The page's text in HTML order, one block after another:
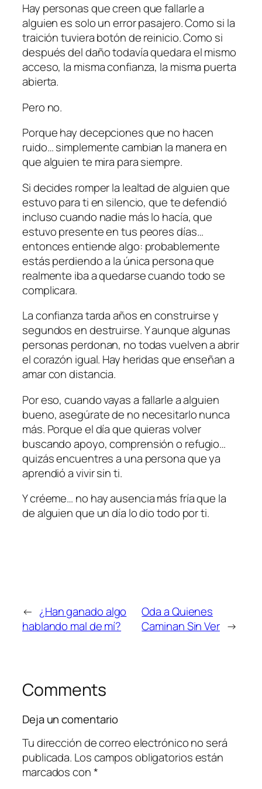
Hay personas que creen que fallarle a
alguien es solo un error pasajero. Como si la
traición tuviera botón de reinicio. Como si
después del daño todavía quedara el mismo
acceso, la misma confianza, la misma puerta
abierta.
Pero no.
Porque hay decepciones que no hacen
ruido… simplemente cambian la manera en
que alguien te mira para siempre.
Si decides romper la lealtad de alguien que
estuvo para ti en silencio, que te defendió
incluso cuando nadie más lo hacía, que
estuvo presente en tus peores días…
entonces entiende algo: probablemente
estás perdiendo a la única persona que
realmente iba a quedarse cuando todo se
complicara.
La confianza tarda años en construirse y
segundos en destruirse. Y aunque algunas
personas perdonan, no todas vuelven a abrir
el corazón igual. Hay heridas que enseñan a
amar con distancia.
Por eso, cuando vayas a fallarle a alguien
bueno, asegúrate de no necesitarlo nunca
más. Porque el día que quieras volver
buscando apoyo, comprensión o refugio…
quizás encuentres a una persona que ya
aprendió a vivir sin ti.
Y créeme… no hay ausencia más fría que la
de alguien que un día lo dio todo por ti.
← ¿Han ganado algo
hablando mal de mí?
Oda a Quienes
Caminan Sin Ver →
Comments
Deja un comentario
Tu dirección de correo electrónico no será
publicada. Los campos obligatorios están
marcados con*